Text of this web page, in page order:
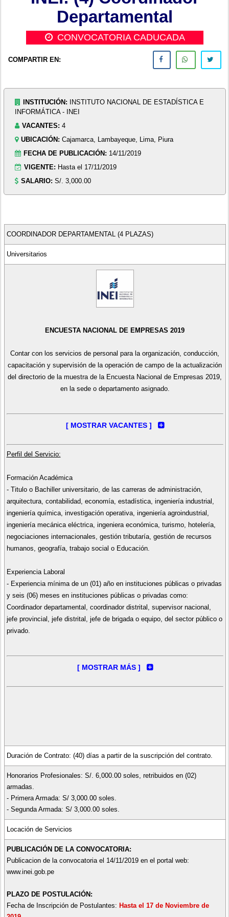
Departamental
CONVOCATORIA CADUCADA
COMPARTIR EN:
INSTITUCIÓN: INSTITUTO NACIONAL DE ESTADÍSTICA E
INFORMÁTICA - INEI
VACANTES: 4
UBICACIÓN: Cajamarca, Lambayeque, Lima, Piura
FECHA DE PUBLICACIÓN: 14/11/2019
VIGENTE: Hasta el 17/11/2019
SALARIO: S/. 3,000.00
COORDINADOR DEPARTAMENTAL (4 PLAZAS)
Universitarios
ENCUESTA NACIONAL DE EMPRESAS 2019
Contar con los servicios de personal para la organización, conducción,
capacitación y supervisión de la operación de campo de la actualización
del directorio de la muestra de la Encuesta Nacional de Empresas 2019,
en la sede o departamento asignado.
LIMA: 1
PIURA: 1
Perfil del Servicio:
Formación Académica
- Titulo o Bachiller universitario, de las carreras de administración,
arquitectura, contabilidad, economía, estadística, ingeniería industrial,
ingeniería química, investigación operativa, ingeniería agroindustrial,
ingeniería mecánica eléctrica, ingeniera económica, turismo, hotelería,
negociaciones internacionales, gestión tributaría, gestión de recursos
humanos, geografía, trabajo social o Educación.
Experiencia Laboral
- Experiencia mínima de un (01) año en instituciones públicas o privadas
y seis (06) meses en instituciones públicas o privadas como:
Coordinador departamental, coordinador distrital, supervisor nacional,
jefe provincial, jefe distrital, jefe de brigada o equipo, del sector público o
privado.
Características del Servicio:
- Capacitar al personal de campo de la Encuesta Nacional de Empresas
2019 en la sede asignada.
- Organizar, conducir y ejecutar la operación de campo de la
actualización del directorio de la muestra de la Encuesta Nacional de
Empresas 2019 en el ámbito de su jurisdicción.
- Supervisar permanentemente a los jefes de equipo de verificadores,
directorio de la muestra de la Encuesta Nacional de Empresas 2019 en
su jurisdicción.
- Distribuir los equipos y materiales a utilizar en la operación de campo
- Verificar la cobertura y calidad de la información obtenida mediante
dispositivos móviles Tablets o formato en físico.
Duración de Contrato: (40) días a partir de la suscripción del contrato.
Honorarios Profesionales: S/. 6,000.00 soles, retribuidos en (02)
armadas.
- Primera Armada: S/ 3,000.00 soles.
- Segunda Armada: S/ 3,000.00 soles.
Locación de Servicios
PUBLICACIÓN DE LA CONVOCATORIA:
Publicacion de la convocatoria el 14/11/2019 en el portal web:
www.inei.gob.pe
PLAZO DE POSTULACIÓN:
Fecha de Inscripción de Postulantes: Hasta el 17 de Noviembre de